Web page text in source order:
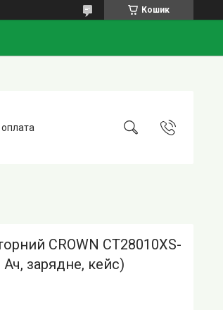
Кошик
CROWN CT28010XS-
зарядне, кейс)